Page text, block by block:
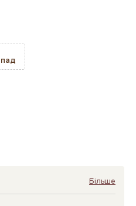
Більше